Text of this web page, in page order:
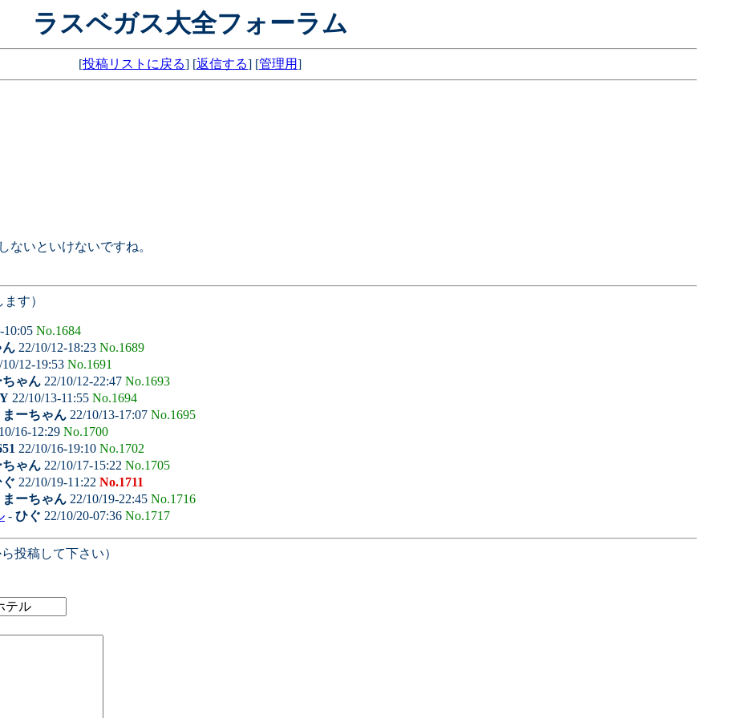
ラスベガス大全フォーラム
[投稿リストに戻る] [返信する] [管理用]
ないといけないですね。
す）
10:05 No.1684
ん 22/10/12-18:23 No.1689
10/12-19:53 No.1691
ちゃん 22/10/12-22:47 No.1693
22/10/13-11:55 No.1694
まーちゃん 22/10/13-17:07 No.1695
16-12:29 No.1700
22/10/16-19:10 No.1702
ちゃん 22/10/17-15:22 No.1705
22/10/19-11:22 No.1711
まーちゃん 22/10/19-22:45 No.1716
- ひぐ 22/10/20-07:36 No.1717
投稿して下さい）